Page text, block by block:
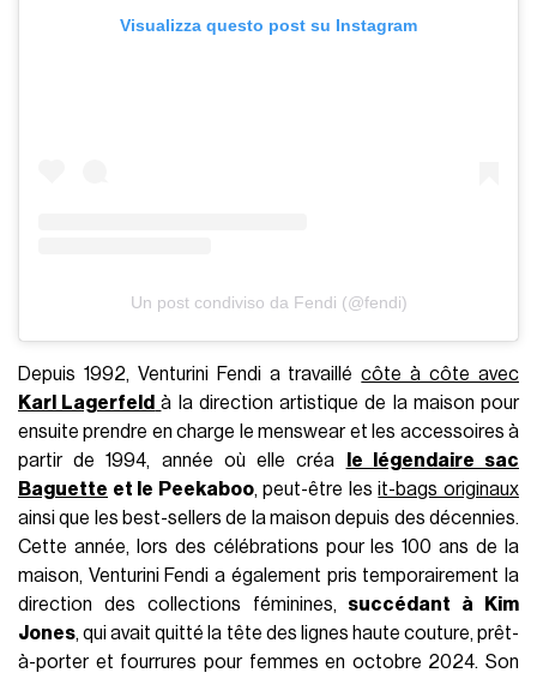
Visualizza questo post su Instagram
Un post condiviso da Fendi (@fendi)
Depuis 1992, Venturini Fendi a travaillécôte à côte avec
Karl Lagerfeld à la direction artistique de la maison pour
ensuite prendre en charge le menswear et les accessoires à
partir de 1994, année où elle créa
le légendaire sac
Baguette et le Peekaboo, peut-être lesit-bags originaux
ainsi que les best-sellers de la maison depuis des décennies.
Cette année, lors des célébrations pour les 100 ans de la
maison, Venturini Fendi a également pris temporairement la
direction des collections féminines, succédant à Kim
Jones, qui avait quitté la tête des lignes haute couture, prêt-
à-porter et fourrures pour femmes en octobre 2024. Son